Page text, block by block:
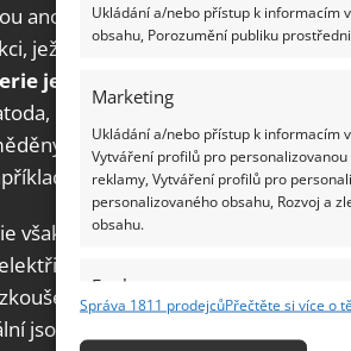
Ukládání a/nebo přístup k informacím
obsahu, Porozumění publiku
Marketing
Ukládání a/nebo přístup k informacím
Vytváření profilů pro
reklamy, Vytváření profilů pro
personalizovaného obsahu, Rozvoj a
obsahu.
Funkce
Identifikace zařízení na základě
Správa 1811 prodejcůPřečtěte si více o
anoda a mezimateriál zvaný
jež způsobuje, že se elektřina
jedním směrem
měď jako anoda a zinek jako
hřebík společně s citronem
v přírodě.
však produkuje pouze jeden volt
bude silnější. To stačí
is jinými citrusovými plody
jsou k výrobě elektřiny například